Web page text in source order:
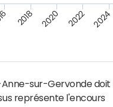
2018 2020 2022 2024
sur-Gervonde doit
représente l'encours